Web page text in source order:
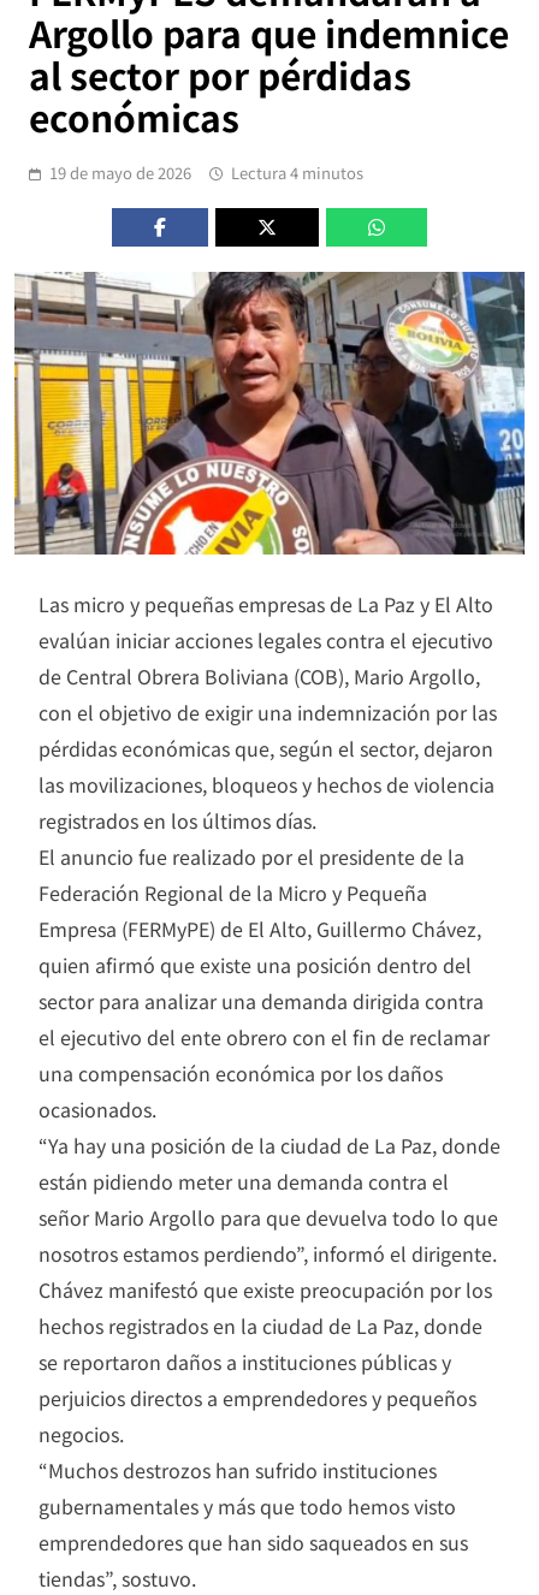
Argollo para que indemnice
al sector por pérdidas
económicas
19 de mayo de 2026 Lectura 4 minutos
Las micro y pequeñas empresas de La Paz y El Alto
evalúan iniciar acciones legales contra el ejecutivo
de Central Obrera Boliviana (COB), Mario Argollo,
con el objetivo de exigir una indemnización por las
pérdidas económicas que, según el sector, dejaron
las movilizaciones, bloqueos y hechos de violencia
registrados en los últimos días.
El anuncio fue realizado por el presidente de la
Federación Regional de la Micro y Pequeña
Empresa (FERMyPE) de El Alto, Guillermo Chávez,
quien afirmó que existe una posición dentro del
sector para analizar una demanda dirigida contra
el ejecutivo del ente obrero con el fin de reclamar
una compensación económica por los daños
ocasionados.
“Ya hay una posición de la ciudad de La Paz, donde
están pidiendo meter una demanda contra el
señor Mario Argollo para que devuelva todo lo que
nosotros estamos perdiendo”, informó el dirigente.
Chávez manifestó que existe preocupación por los
hechos registrados en la ciudad de La Paz, donde
se reportaron daños a instituciones públicas y
perjuicios directos a emprendedores y pequeños
negocios.
“Muchos destrozos han sufrido instituciones
gubernamentales y más que todo hemos visto
emprendedores que han sido saqueados en sus
tiendas”, sostuvo.